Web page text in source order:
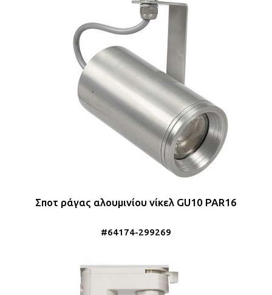
Σποτ ράγας αλουμινίου νίκελ GU10 PAR16
#64174-299269